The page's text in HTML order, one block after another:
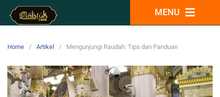
MENU
Home Artikel Mengunjungi Raudah: Tips dan Panduan